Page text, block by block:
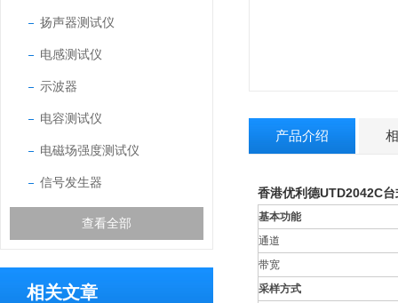
扬声器测试仪
电感测试仪
示波器
电容测试仪
电磁场强度测试仪
信号发生器
查看全部
相关文章
产品介绍
香港优利德UTD2042C
基本功能
通道
带宽
采样方式